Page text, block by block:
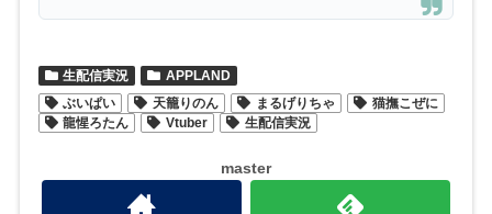
生配信実況
APPLAND
ぶいぱい
天籠りのん まるげりちゃ
猫撫こぜに
龍惺ろたん
Vtuber 生配信実況
master